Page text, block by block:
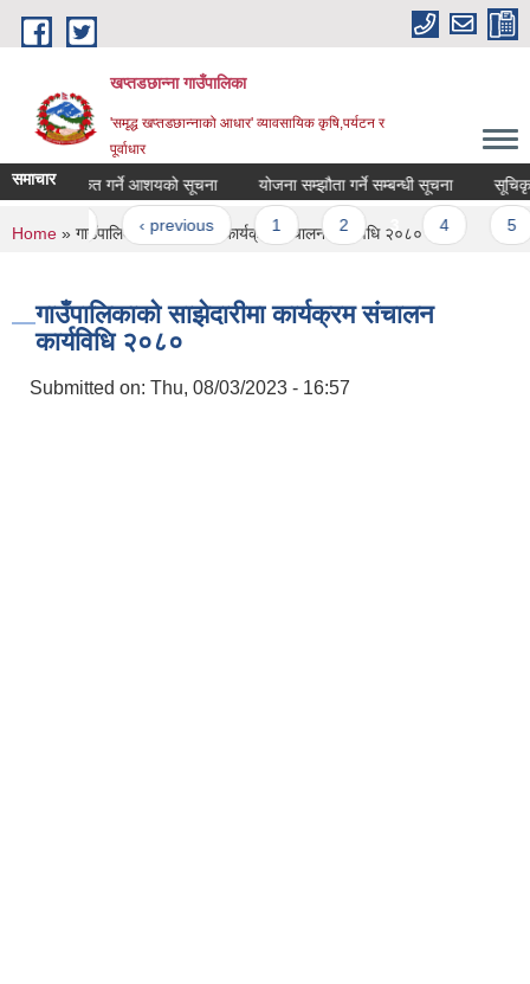
Skip to main content
खप्तडछान्ना गाउँपालिका
'समृद्ध खप्तडछान्नाको आधार' व्यावसायिक कृषि,पर्यटन र
पूर्वाधार
समाचारस्वीकृत गर्ने आशयको सूचना योजना सम्झौता गर्ने सम्बन्धी सूचना सूचिकृत
« first ‹ previous 1 2 3
You are here
Home » गाउँपालिकाको साझेदारीमा कार्यक्रम संचालन कार्यविधि २०८०
गाउँपालिकाको साझेदारीमा कार्यक्रम संचालन
कार्यविधि २०८०
Submitted on: Thu, 08/03/2023 - 16:57